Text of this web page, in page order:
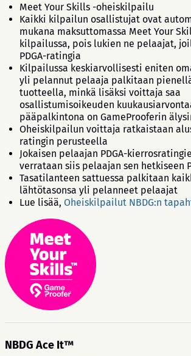
Meet Your Skills -oheiskilpailu
Kaikki kilpailun osallistujat ovat
mukana maksuttomassa Meet Your
kilpailussa, pois lukien ne pelaajat,
PDGA-ratingia
Kilpailussa keskiarvollisesti eniten
yli pelannut pelaaja palkitaan
tuotteella, minkä lisäksi voittaja saa
osallistumisoikeuden
pääpalkintona on GameProoferin
Oheiskilpailun voittaja ratkaistaan
ratingin perusteella
Jokaisen pelaajan PDGA-
verrataan siis pelaajan sen hetkiseen
Tasatilanteen sattuessa palkitaan
lähtötasonsa yli pelanneet pelaajat
Lue lisää, Oheiskilpailut NBDG:n
NBDG Ace It™